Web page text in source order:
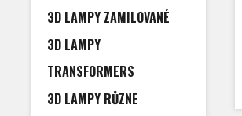
3D LAMPY ZAMILOVANÉ
3D LAMPY
TRANSFORMERS
3D LAMPY RŮZNE